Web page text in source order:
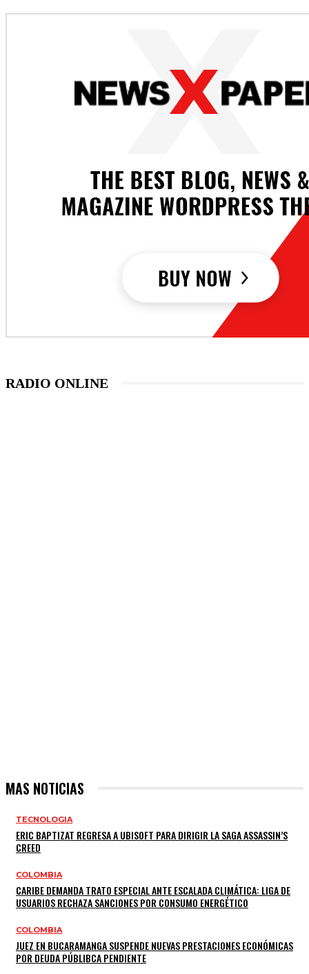
RADIO ONLINE
MAS NOTICIAS
TECNOLOGIA
ERIC BAPTIZAT REGRESA A UBISOFT PARA DIRIGIR LA SAGA ASSASSIN’S
CREED
COLOMBIA
CARIBE DEMANDA TRATO ESPECIAL ANTE ESCALADA CLIMÁTICA: LIGA DE
USUARIOS RECHAZA SANCIONES POR CONSUMO ENERGÉTICO
COLOMBIA
JUEZ EN BUCARAMANGA SUSPENDE NUEVAS PRESTACIONES ECONÓMICAS
POR DEUDA PÚBLIBCA PENDIENTE